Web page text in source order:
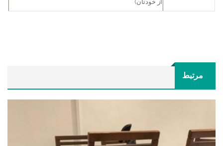
از خودتان)
مرتبط